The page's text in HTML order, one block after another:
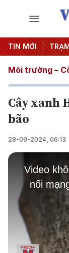
TIN MỚI
ương 3 #Đưa
Môi trường –
Cây xanh
bão
28-09-2024, 06:13
This
window.
Video
nối